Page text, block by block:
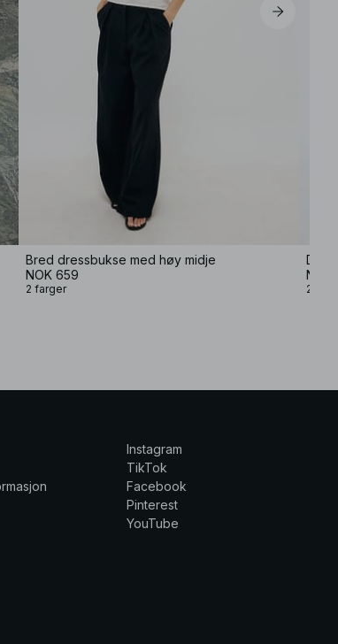
Bred dressbukse med høy midje
NOK 659
2 farger
NOK
2
Instagram
TikTok
Facebook
Pinterest
YouTube